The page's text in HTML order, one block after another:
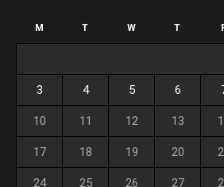
M T W T
3 4 5 6
10 11 12 13
17 18 19 20
24 25 26 27